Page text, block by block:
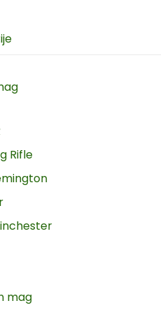
Rifle
mag